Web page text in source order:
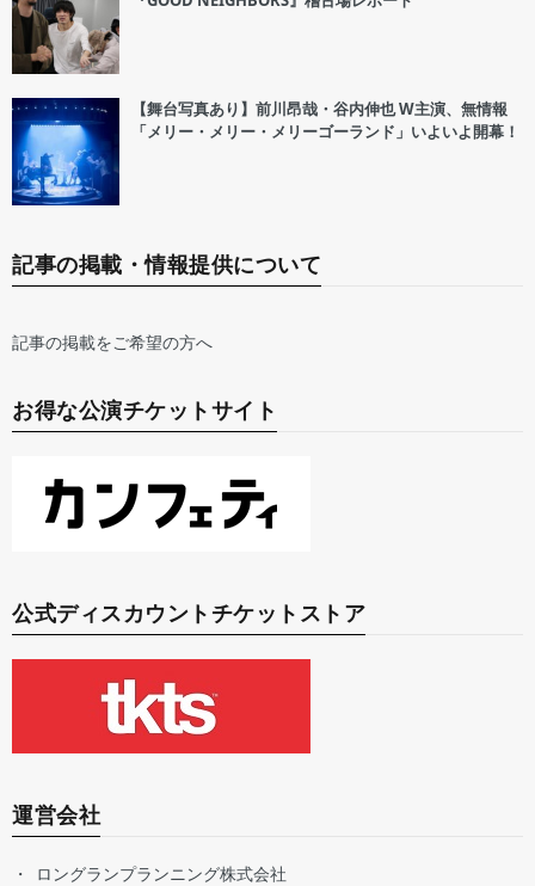
【舞台写真あり】前川昂哉・谷内伸也 W主演、無情報
「メリー・メリー・メリーゴーランド」いよいよ開幕！
記事の掲載・情報提供について
記事の掲載をご希望の方へ
お得な公演チケットサイト
公式ディスカウントチケットストア
運営会社
ロングランプランニング株式会社